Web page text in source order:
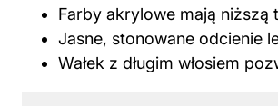
Farby akrylowe mają niższą
Jasne, stonowane odcienie
Wałek z długim włosiem